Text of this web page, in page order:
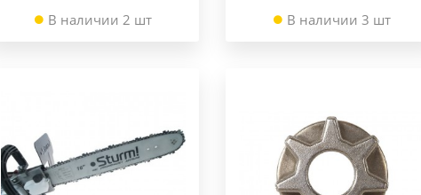
В наличии 2 шт В наличии 3 шт